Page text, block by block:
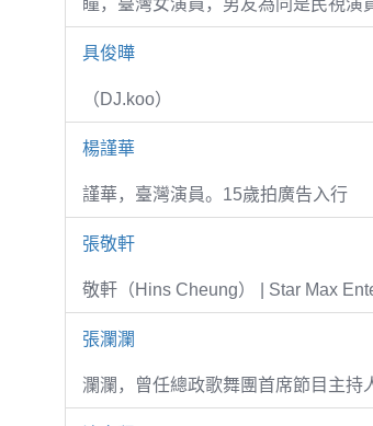
具俊曄
（DJ.koo）
楊謹華
謹華，臺灣演員。15歲拍廣告入行
張敬軒
敬軒（Hins Cheung） | Star Max
張瀾瀾
瀾瀾，曾任總政歌舞團首席節目主持